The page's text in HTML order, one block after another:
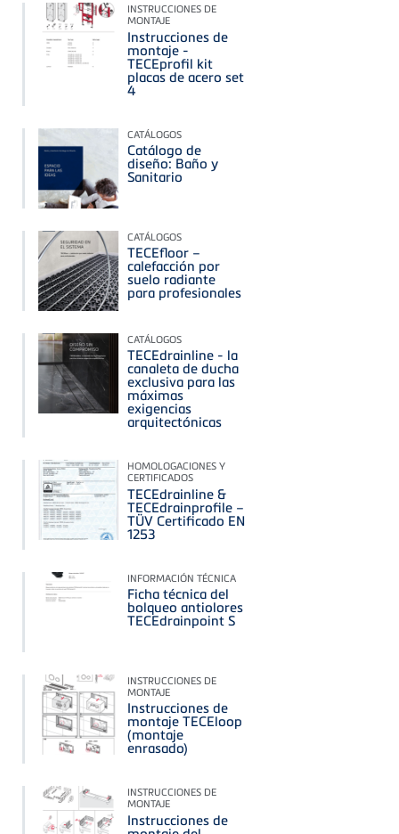
INSTRUCCIONES DE
MONTAJE
Instrucciones de
montaje -
TECEprofil kit
placas de acero set
4
CATÁLOGOS
Catálogo de
diseño: Baño y
Sanitario
CATÁLOGOS
TECEfloor –
calefacción por
suelo radiante
para profesionales
CATÁLOGOS
TECEdrainline - la
canaleta de ducha
exclusiva para las
máximas
exigencias
arquitectónicas
HOMOLOGACIONES Y
CERTIFICADOS
TECEdrainline &
TECEdrainprofile –
TÜV Certificado EN
1253
INFORMACIÓN TÉCNICA
Ficha técnica del
bolqueo antiolores
TECEdrainpoint S
INSTRUCCIONES DE
MONTAJE
Instrucciones de
montaje TECEloop
(montaje
enrasado)
INSTRUCCIONES DE
MONTAJE
Instrucciones de